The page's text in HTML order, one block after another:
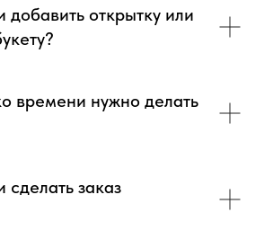
открытку или
времени нужно делать
заказ